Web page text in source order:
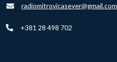
radiomitrovicasever@gmail.com
+381 28 498 702